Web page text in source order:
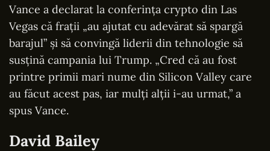
Vance a declarat la conferința crypto din Las
Vegas că frații „au ajutat cu adevărat să spargă
barajul” și să convingă liderii din tehnologie să
susțină campania lui Trump. „Cred că au fost
printre primii mari nume din Silicon Valley care
au făcut acest pas, iar mulți alții i-au urmat,” a
spus Vance.
David Bailey